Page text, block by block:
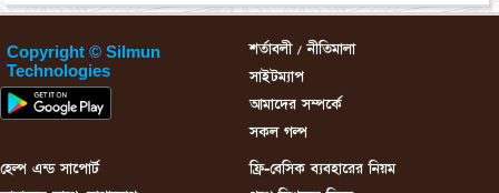
Copyright © Silmun
Technologies
শর্তাবলী / নীতিমালা
সাইটম্যাপ
আমাদের সম্পর্কে
সকল গল্প
হেল্প এন্ড সাপোর্ট
ফ্রি-বেসিক ব্যবহারের নিয়ম